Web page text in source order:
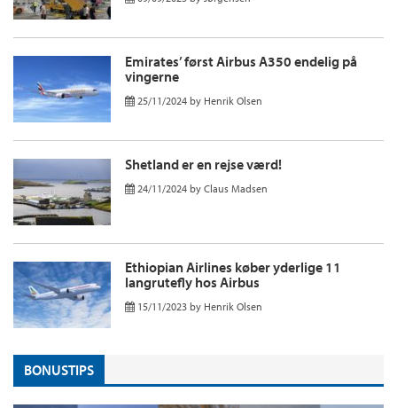
Emirates’ først Airbus A350 endelig på
vingerne
25/11/2024 by Henrik Olsen
Shetland er en rejse værd!
24/11/2024 by Claus Madsen
Ethiopian Airlines køber yderlige 11
langrutefly hos Airbus
15/11/2023 by Henrik Olsen
BONUSTIPS